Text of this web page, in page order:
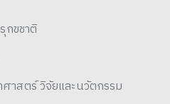
กขชาติ
าสตร์ วิจัยและนวัตกรรม